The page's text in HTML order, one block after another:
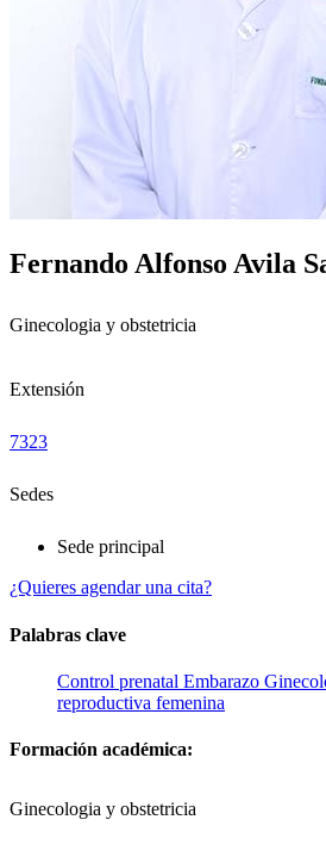
Fernando Alfonso Avila
Ginecologia y obstetricia
Extensión
7323
Sedes
Sede principal
¿Quieres agendar una cita?
Palabras clave
Control prenatal Embarazo
reproductiva femenina
Formación académica:
Ginecologia y obstetricia